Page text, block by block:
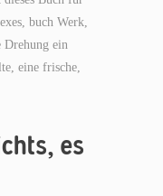
buch Werk,
Drehung ein
eine frische,
es